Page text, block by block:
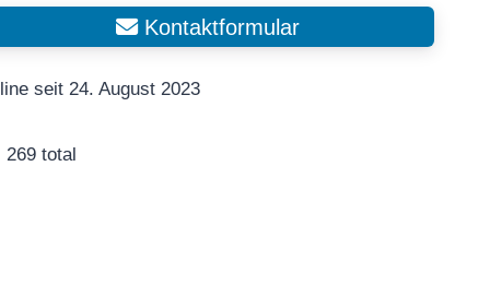
Kontaktformular
seit 24. August 2023
269 total